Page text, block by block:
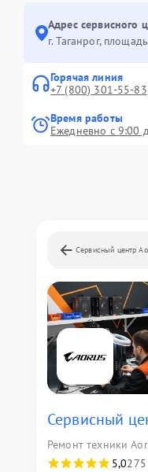
Адрес сервисного
г. Таганрог,
Горячая линия
+7 (800) 301-55-83
Время работы
Ежедневно с 9:00
Сервисный центр
Сервисный
Ремонт техники
5,0